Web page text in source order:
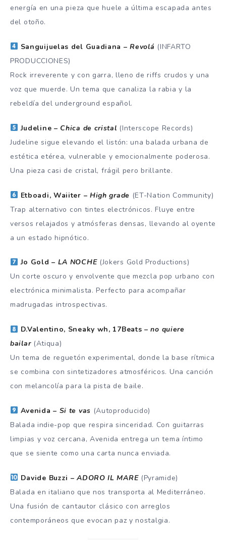
energía en una pieza que huele a última escapada antes
del otoño.
Sanguijuelas del Guadiana –Revolá (INFARTO
PRODUCCIONES)
Rock irreverente y con garra, lleno de riffs crudos y una
voz que muerde. Un tema que canaliza la rabia y la
rebeldía del underground español.
Judeline – Chica de cristal (Interscope Records)
Judeline sigue elevando el listón: una balada urbana de
estética etérea, vulnerable y emocionalmente poderosa.
Una pieza casi de cristal, frágil pero brillante.
Etboadi, Waiiter – High grade (ET-Nation Community)
Trap alternativo con tintes electrónicos. Fluye entre
versos relajados y atmósferas densas, llevando al oyente
a un estado hipnótico.
Jo Gold – LA NOCHE(Jokers Gold Productions)
Un corte oscuro y envolvente que mezcla pop urbano con
electrónica minimalista. Perfecto para acompañar
madrugadas introspectivas.
D.Valentino, Sneaky wh, 17Beats –no quiere
bailar(Atiqua)
Un tema de reguetón experimental, donde la base rítmica
se combina con sintetizadores atmosféricos. Una canción
con melancolía para la pista de baile.
Avenida – Si te vas (Autoproducido)
Balada indie-pop que respira sinceridad. Con guitarras
limpias y voz cercana, Avenida entrega un tema íntimo
que se siente como una carta nunca enviada.
Davide Buzzi –ADORO IL MARE(Pyramide)
Balada en italiano que nos transporta al Mediterráneo.
Una fusión de cantautor clásico con arreglos
contemporáneos que evocan paz y nostalgia.